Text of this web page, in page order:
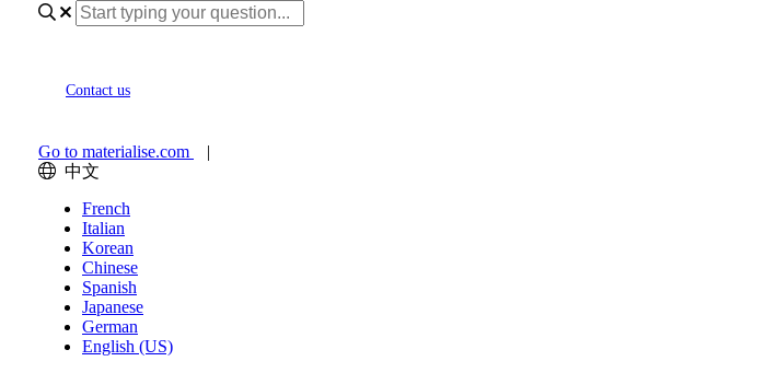
Contact us
Go to materialise.com
|
中文
French
Italian
Korean
Chinese
Spanish
Japanese
German
English (US)